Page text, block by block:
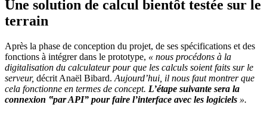
Une solution de calcul bientôt testée sur le
terrain
Après la phase de conception du projet, de ses spécifications et des
fonctions à intégrer dans le prototype, « nous procédons à la
digitalisation du calculateur pour que les calculs soient faits sur le
serveur, décrit Anaël Bibard. Aujourd’hui, il nous faut montrer que
cela fonctionne en termes de concept. L’étape suivante sera la
connexion ‟par API” pour faire l’interface avec les logiciels ».